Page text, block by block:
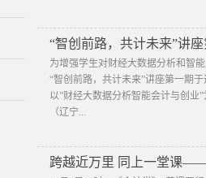
“智创前路，共计未来”讲
为增强学生对财经大数据分析和智
“智创前路，共计未来”讲座第一期
以”财经大数据分析智能会计与创业
（辽宁...
跨越近万里 同上一堂课